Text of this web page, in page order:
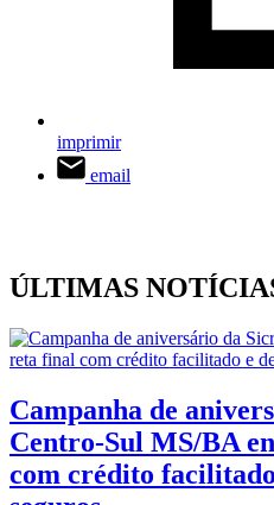
imprimir
email
ÚLTIMAS
Campanha de
Centro-Sul MS/BA
com crédito facilitado